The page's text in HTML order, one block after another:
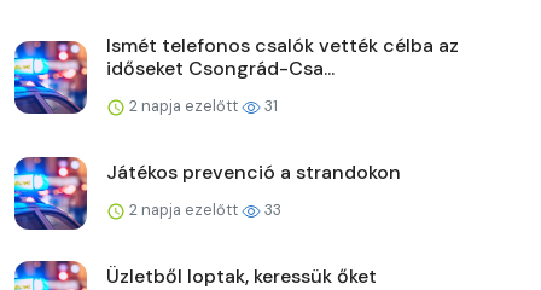
Ismét telefonos csalók vették célba az
időseket Csongrád-Csa...
2 napja ezelőtt 31
Játékos prevenció a strandokon
2 napja ezelőtt 33
Üzletből loptak, keressük őket